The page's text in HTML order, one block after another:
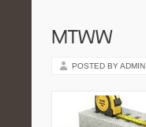
MTWW
POSTED BY ADMIN